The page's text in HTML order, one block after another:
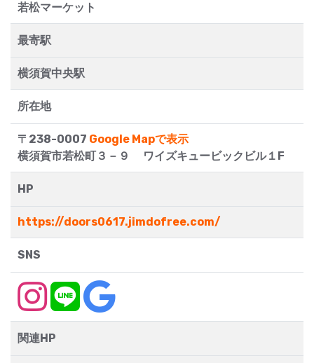
若松マーケット
最寄駅
横須賀中央駅
所在地
〒238-0007 Google Mapで表示
横須賀市若松町３－９ ワイズキュービックビル１F
HP
https://doors0617.jimdofree.com/
SNS
関連HP